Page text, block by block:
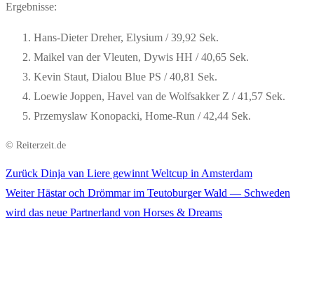
Ergebnisse:
Hans-Dieter Dreher, Elysium / 39,92 Sek.
Maikel van der Vleuten, Dywis HH / 40,65 Sek.
Kevin Staut, Dialou Blue PS / 40,81 Sek.
Loewie Joppen, Havel van de Wolfsakker Z / 41,57 Sek.
Przemyslaw Konopacki, Home-Run / 42,44 Sek.
© Reiterzeit.de
Beitragsnavigation
Zurück Vorheriger
Beitrag:
Dinja van Liere gewinnt Weltcup in Amsterdam
Weiter Nächster
Beitrag:
Hästar och Drömmar im Teutoburger Wald — Schweden
wird das neue Partnerland von Horses & Dreams